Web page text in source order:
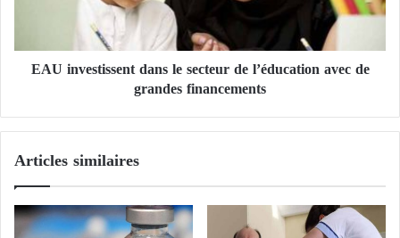
i
e
m
n
t
t
e
t
d
n
EAU investissent dans le secteur de l’éducation avec de
grandes financements
Articles similaires